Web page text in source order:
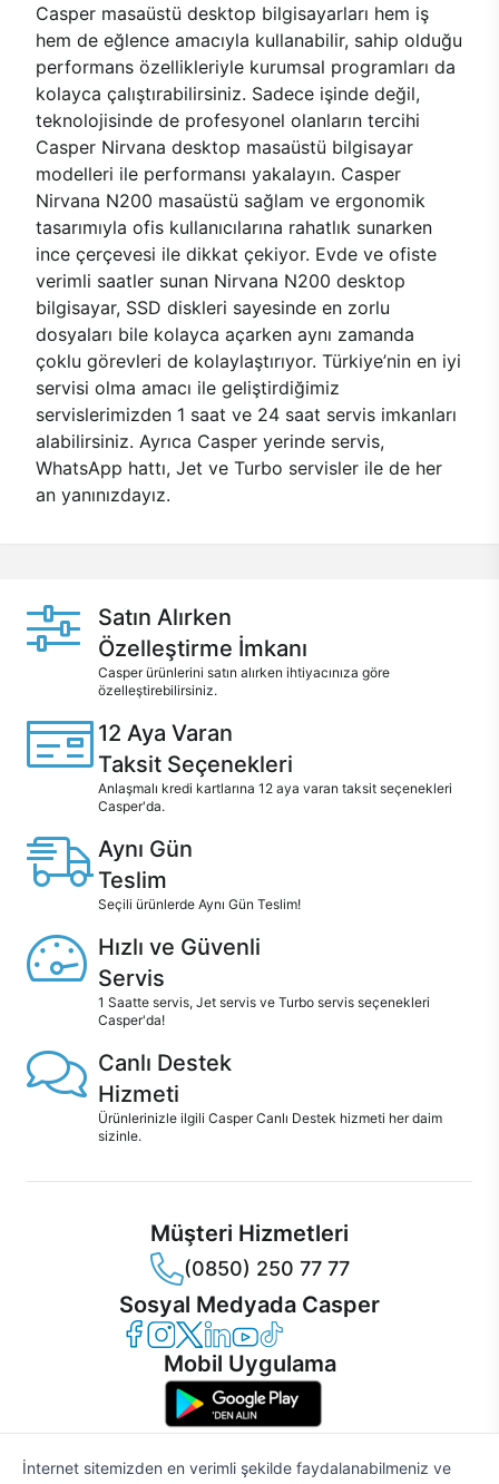
Casper masaüstü desktop bilgisayarları hem iş
hem de eğlence amacıyla kullanabilir, sahip olduğu
performans özellikleriyle kurumsal programları da
kolayca çalıştırabilirsiniz. Sadece işinde değil,
teknolojisinde de profesyonel olanların tercihi
Casper Nirvana desktop masaüstü bilgisayar
modelleri ile performansı yakalayın. Casper
Nirvana N200 masaüstü sağlam ve ergonomik
tasarımıyla ofis kullanıcılarına rahatlık sunarken
ince çerçevesi ile dikkat çekiyor. Evde ve ofiste
verimli saatler sunan Nirvana N200 desktop
bilgisayar, SSD diskleri sayesinde en zorlu
dosyaları bile kolayca açarken aynı zamanda
çoklu görevleri de kolaylaştırıyor. Türkiye’nin en iyi
servisi olma amacı ile geliştirdiğimiz
servislerimizden 1 saat ve 24 saat servis imkanları
alabilirsiniz. Ayrıca Casper yerinde servis,
WhatsApp hattı, Jet ve Turbo servisler ile de her
an yanınızdayız.
Satın Alırken
Özelleştirme İmkanı
Casper ürünlerini satın alırken ihtiyacınıza göre
özelleştirebilirsiniz.
12 Aya Varan
Taksit Seçenekleri
Anlaşmalı kredi kartlarına 12 aya varan taksit seçenekleri
Casper'da.
Aynı Gün
Teslim
Seçili ürünlerde Aynı Gün Teslim!
Hızlı ve Güvenli
Servis
1 Saatte servis, Jet servis ve Turbo servis seçenekleri
Casper'da!
Canlı Destek
Hizmeti
Ürünlerinizle ilgili Casper Canlı Destek hizmeti her daim
sizinle.
Müşteri Hizmetleri
(0850) 250 77 77
Sosyal Medyada Casper
Casper Facebook
Casper Instagram
Casper Twitter
Casper LinkedIn
Casper YouTube
Casper TikTok
Mobil Uygulama
İnternet sitemizden en verimli şekilde faydalanabilmeniz ve